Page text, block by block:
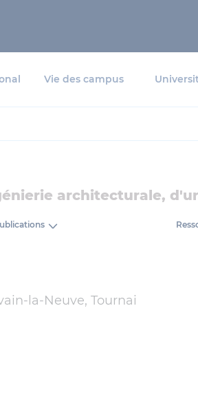
Vie des campus
architecturale,
la-Neuve, Tournai